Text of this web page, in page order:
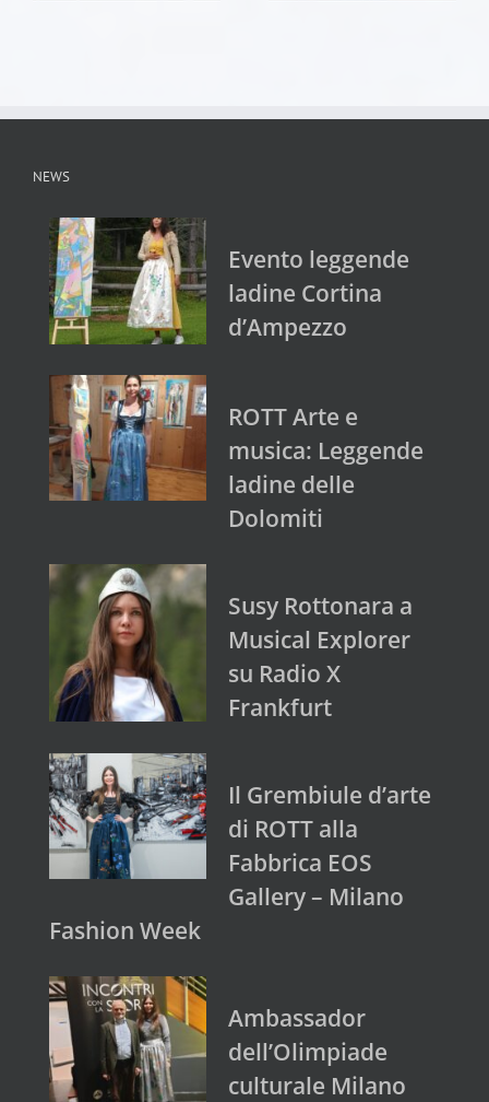
NEWS
Evento leggende
ladine Cortina
d’Ampezzo
ROTT Arte e
musica: Leggende
ladine delle
Dolomiti
Susy Rottonara a
Musical Explorer
su Radio X
Frankfurt
Il Grembiule d’arte
di ROTT alla
Fabbrica EOS
Gallery – Milano
Fashion Week
Ambassador
dell’Olimpiade
culturale Milano